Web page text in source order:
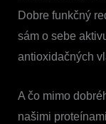
Dobre funkčný
sám o sebe
antioxidačných
A čo mimo
našimi